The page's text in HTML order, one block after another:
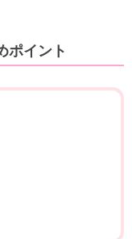
ポイント